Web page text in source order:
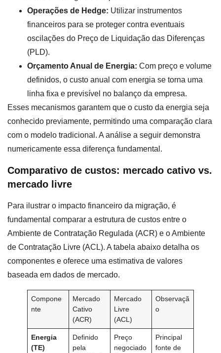
Operações de Hedge: Utilizar instrumentos
financeiros para se proteger contra eventuais
oscilações do Preço de Liquidação das Diferenças
(PLD).
Orçamento Anual de Energia: Com preço e volume
definidos, o custo anual com energia se torna uma
linha fixa e previsível no balanço da empresa.
Esses mecanismos garantem que o custo da energia seja
conhecido previamente, permitindo uma comparação clara
com o modelo tradicional. A análise a seguir demonstra
numericamente essa diferença fundamental.
Comparativo de custos: mercado cativo vs.
mercado livre
Para ilustrar o impacto financeiro da migração, é
fundamental comparar a estrutura de custos entre o
Ambiente de Contratação Regulada (ACR) e o Ambiente
de Contratação Livre (ACL). A tabela abaixo detalha os
componentes e oferece uma estimativa de valores
baseada em dados de mercado.
Compone
nte
Mercado
Cativo
(ACR)
Mercado
Livre
(ACL)
Observaçã
o
Energia
(TE)
Definido
pela
Preço
negociado
Principal
fonte de